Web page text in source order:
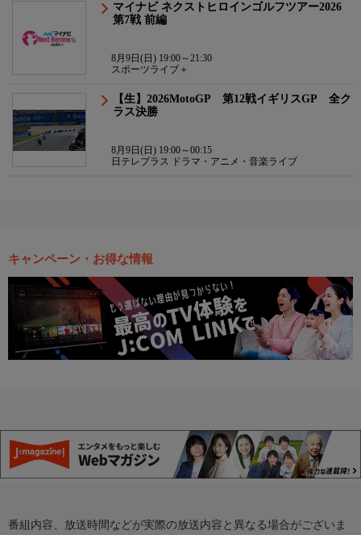
マイナビ ネクストヒロインゴルフツアー2026
第7戦 前編
8月9日(日) 19:00～21:30
スポーツライブ＋
【生】2026MotoGP 第12戦イギリスGP 全ク
ラス決勝
8月9日(日) 19:00～00:15
日テレプラス ドラマ・アニメ・音楽ライブ
キャンペーン・お得な情報
番組内容、放送時間などが実際の放送内容と異なる場合がございま